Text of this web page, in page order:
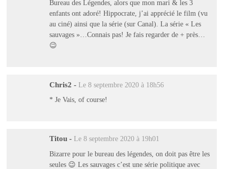
Bureau des Légendes, alors que mon mari & les 3
enfants ont adoré! Hippocrate, j’ai apprécié le film (vu
au ciné) ainsi que la série (sur Canal). La série « Les
sauvages »…Connais pas! Je fais regarder de + près…
😉
Chris2 - Le 8 septembre 2020 à 18h56
* Je Vais, of course!
Titou - Le 8 septembre 2020 à 19h01
Bizarre pour le bureau des légendes, on doit pas être les
seules 😉 Les sauvages c’est une série politique avec